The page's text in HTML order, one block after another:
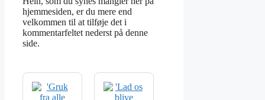
hjemmesiden, er du mere end
velkommen til at tilføje det i
kommentarfeltet nederst på denne
side.